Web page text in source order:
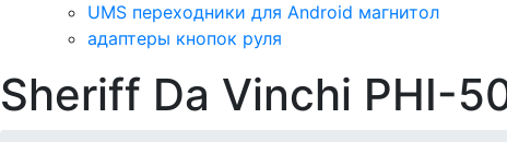
UMS переходники для Android магнитол
адаптеры кнопок руля
Sheriff Da Vinchi PHI-